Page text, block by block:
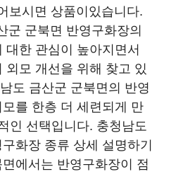
보시면 상품이있습니다.
군북면 반영구화장의
대한 관심이 높아지면서
외모 개선을 위해 찾고 있
도 금산군 군북면의 반영
를 한층 더 세련되게 만
인 선택입니다. 충청남도
화장 종류 상세 설명하기
에서는 반영구화장이 점